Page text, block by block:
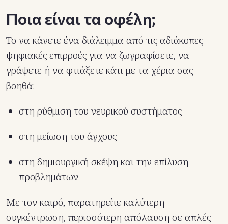
Ποια είναι τα οφέλη;
Το να κάνετε ένα διάλειμμα από τις αδιάκοπες
ψηφιακές επιρροές για να ζωγραφίσετε, να
γράψετε ή να φτιάξετε κάτι με τα χέρια σας
βοηθά:
στη ρύθμιση του νευρικού συστήματος
στη μείωση του άγχους
στη δημιουργική σκέψη και την επίλυση
προβλημάτων
Με τον καιρό, παρατηρείτε καλύτερη
συγκέντρωση, περισσότερη απόλαυση σε απλές